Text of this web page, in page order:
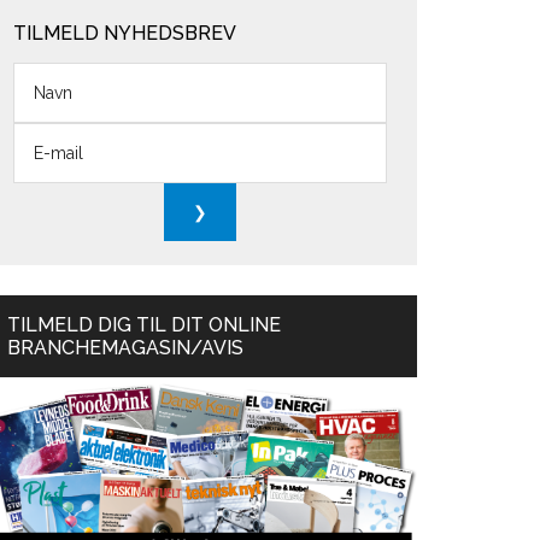
TILMELD NYHEDSBREV
TILMELD DIG TIL DIT ONLINE
BRANCHEMAGASIN/AVIS